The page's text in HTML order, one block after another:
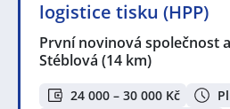
logistice tisku (HPP)
První novinová společnost
Stéblová (14 km)
24 000 – 30 000 Kč